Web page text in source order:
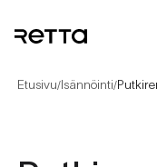
Etusivu/Isännöinti/